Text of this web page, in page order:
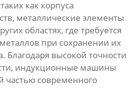
как корпуса
металлические элементы
областях, где требуется
при сохранении их
Благодаря высокой точности
индукционные машины
частью современного